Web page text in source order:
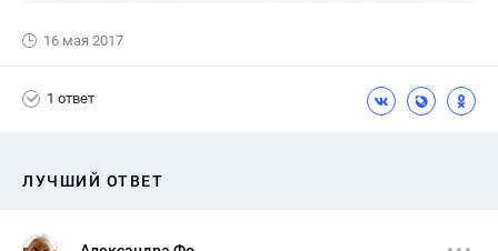
16 мая 2017
1 ответ
ЛУЧШИЙ ОТВЕТ